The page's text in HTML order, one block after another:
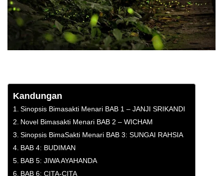
Kandungan
Sinopsis Bimasakti Menari BAB 1 – JANJI SRIKANDI
Novel Bimasakti Menari BAB 2 – WICHAM
Sinopsis BimaSakti Menari BAB 3: SUNGAI RAHSIA
BAB 4: BUDIMAN
BAB 5: JIWA AYAHANDA
BAB 6: CITA-CITA